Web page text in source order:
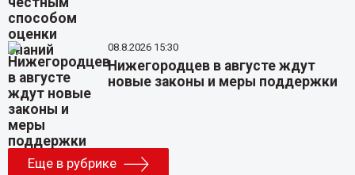
08.8.2026 15:30
Нижегородцев в августе ждут
новые законы и меры поддержки
Еще в рубрике